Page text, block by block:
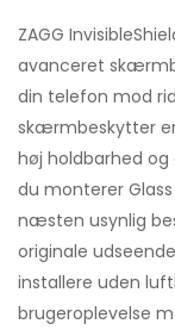
ZAGG
avanceret
din telefon mod
skærmbeskytter
høj holdbarhed
du monterer Glass
næsten usynlig
originale
installere uden
brugeroplevelse